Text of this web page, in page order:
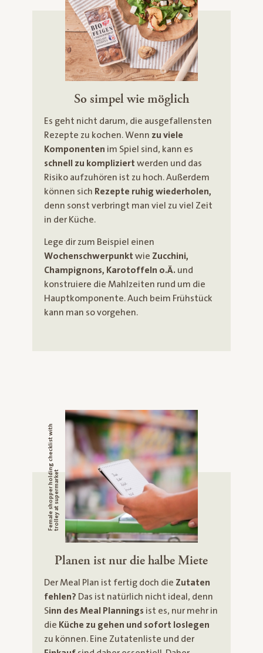
So simpel wie möglich
Es geht nicht darum, die ausgefallensten
Rezepte zu kochen. Wenn zu viele
Komponenten im Spiel sind, kann es
schnell zu kompliziert werden und das
Risiko aufzuhören ist zu hoch. Außerdem
können sich Rezepte ruhig wiederholen,
denn sonst verbringt man viel zu viel Zeit
in der Küche.
Lege dir zum Beispiel einen
Wochenschwerpunkt wie Zucchini,
Champignons, Karotoffeln o.Ä. und
konstruiere die Mahlzeiten rund um die
Hauptkomponente. Auch beim Frühstück
kann man so vorgehen.
F
e
m
a
l
e
s
h
o
p
p
e
r
h
o
l
di
n
g
c
h
e
c
k
l
i
s
t
w
i
t
h
t
r
o
l
l
e
y
a
t
s
u
p
e
r
m
a
r
k
et
Planen ist nur die halbe Miete
Der Meal Plan ist fertig doch die Zutaten
fehlen? Das ist natürlich nicht ideal, denn
Sinn des Meal Plannings ist es, nur mehr in
die Küche zu gehen und sofort loslegen
zu können. Eine Zutatenliste und der